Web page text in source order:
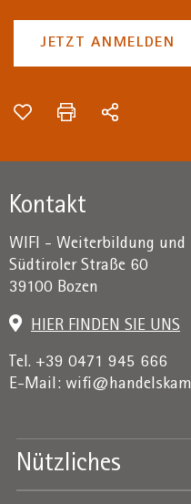
JETZT ANMELDEN
Kontakt
WIFI - Weiterbildung und
Südtiroler Straße 60
39100 Bozen
HIER FINDEN SIE UNS
Tel. +39 0471 945 666
E-Mail:
Nützliches